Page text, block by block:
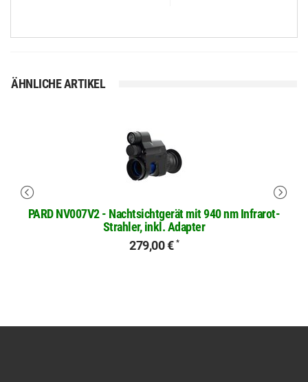
ÄHNLICHE ARTIKEL
PARD NV007V2 - Nachtsichtgerät mit 940 nm Infrarot-
Strahler, inkl. Adapter
279,00 € *